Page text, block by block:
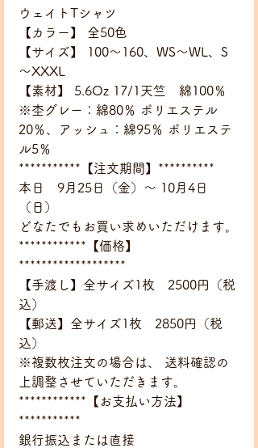
ウェイトTシャツ
【カラー】 全50色
【サイズ】 100～160、WS～WL、S
～XXXL
【素材】 5.6Oz 17/1天竺　綿100％
※杢グレー：綿80％ ポリエステル
20％、アッシュ：綿95％ ポリエステ
ル5％
***********【注文期間】**********
本日　9月25日（金）～ 10月4日
（日）
どなたでもお買い求めいただけます。
************【価格】
*******************
【手渡し】全サイズ1枚　2500円（税
込）
【郵送】全サイズ1枚　2850円（税
込）
※複数枚注文の場合は、 送料確認の
上調整させていただきます。
************【お支払い方法】
***********
銀行振込または直接